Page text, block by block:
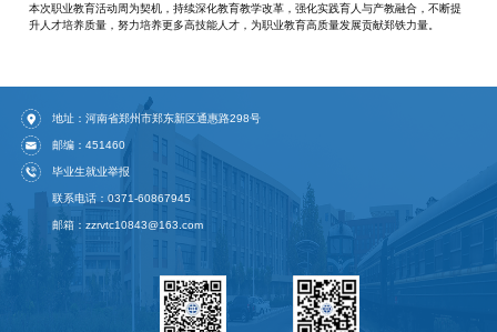
本次职业教育活动周为契机，持续深化教育教学改革，强化实践育人与产教融合，不断提
升人才培养质量，努力培养更多高技能人才，为职业教育高质量发展贡献郑铁力量。
地址：河南省郑州市郑东新区通惠路298号
邮编：451460
毕业生就业举报
联系电话：0371-60867945
邮箱：zzrvtc10843@163.com